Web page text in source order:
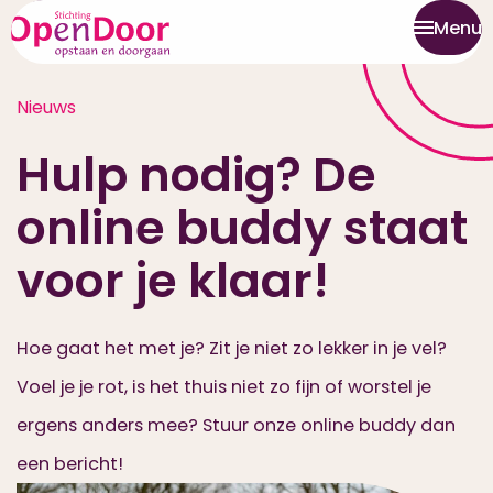
Menu
Nieuws
Hulp nodig? De
online buddy staat
voor je klaar!
Hoe gaat het met je? Zit je niet zo lekker in je vel?
Voel je je rot, is het thuis niet zo fijn of worstel je
ergens anders mee? Stuur onze online buddy dan
een bericht!